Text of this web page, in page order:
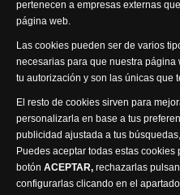
pertenecen a empresas externas
página web.
Las cookies pueden ser de varios
necesarias para que nuestra
tu autorización y son las únicas que
El resto de cookies sirven para
personalizarla en base a tus
publicidad ajustada a tus
Puedes aceptar todas estas cookies
botón ACEPTAR, rechazarlas
configurarlas clicando en el apartado
Política de privacidad